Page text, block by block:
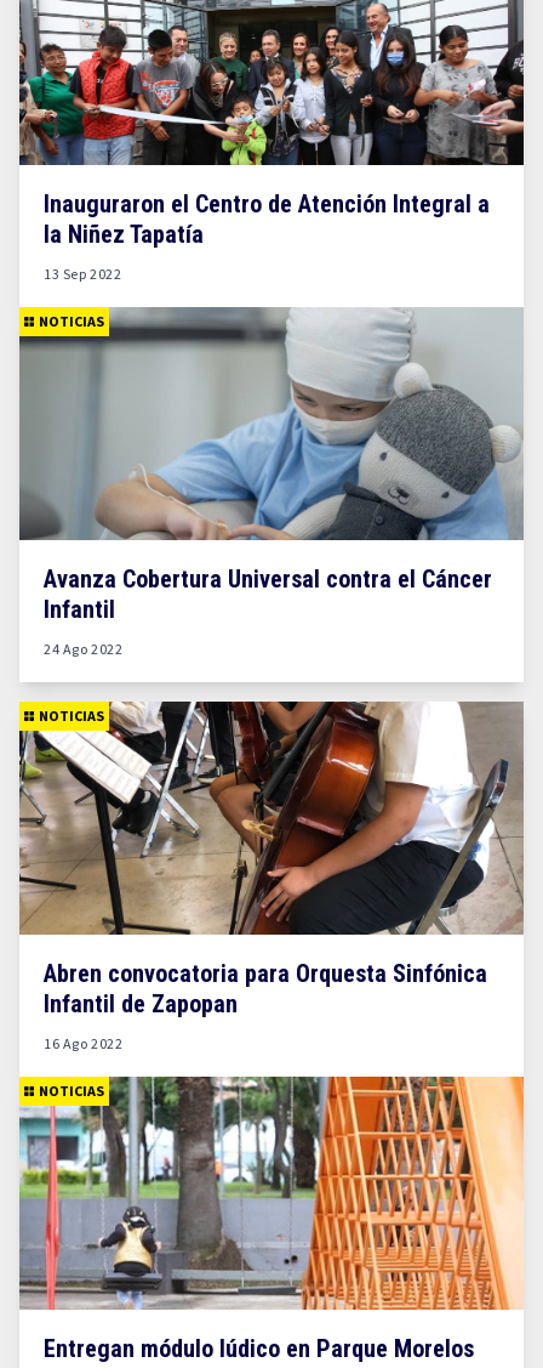
Inauguraron el Centro de Atención Integral a
la Niñez Tapatía
13 Sep 2022
NOTICIAS
Avanza Cobertura Universal contra el Cáncer
Infantil
24 Ago 2022
NOTICIAS
Abren convocatoria para Orquesta Sinfónica
Infantil de Zapopan
16 Ago 2022
NOTICIAS
Entregan módulo lúdico en Parque Morelos